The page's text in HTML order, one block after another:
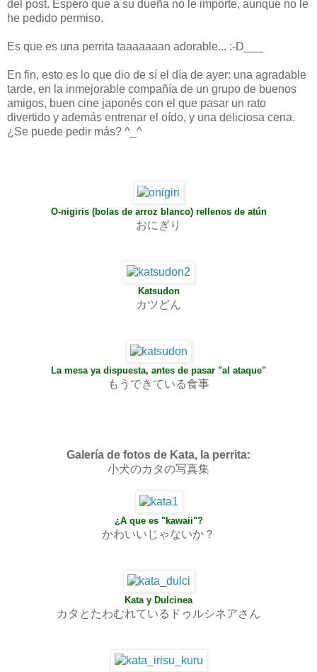
del post. Espero que a su dueña no le importe, aunque no le
he pedido permiso.
Es que es una perrita taaaaaaan adorable... :-D___
En fin, esto es lo que dio de sí el día de ayer: una agradable
tarde, en la inmejorable compañía de un grupo de buenos
amigos, buen cine japonés con el que pasar un rato
divertido y además entrenar el oído, y una deliciosa cena.
¿Se puede pedir más? ^_^
O-nigiris (bolas de arroz blanco) rellenos de atún
おにぎり
Katsudon
カツどん
La mesa ya dispuesta, antes de pasar "al ataque"
もうできている食事
Galería de fotos de Kata, la perrita:
小犬のカタの写真集
¿A que es "kawaii"?
かわいいじゃないか？
Kata y Dulcinea
カタとたわむれているドゥルシネアさん